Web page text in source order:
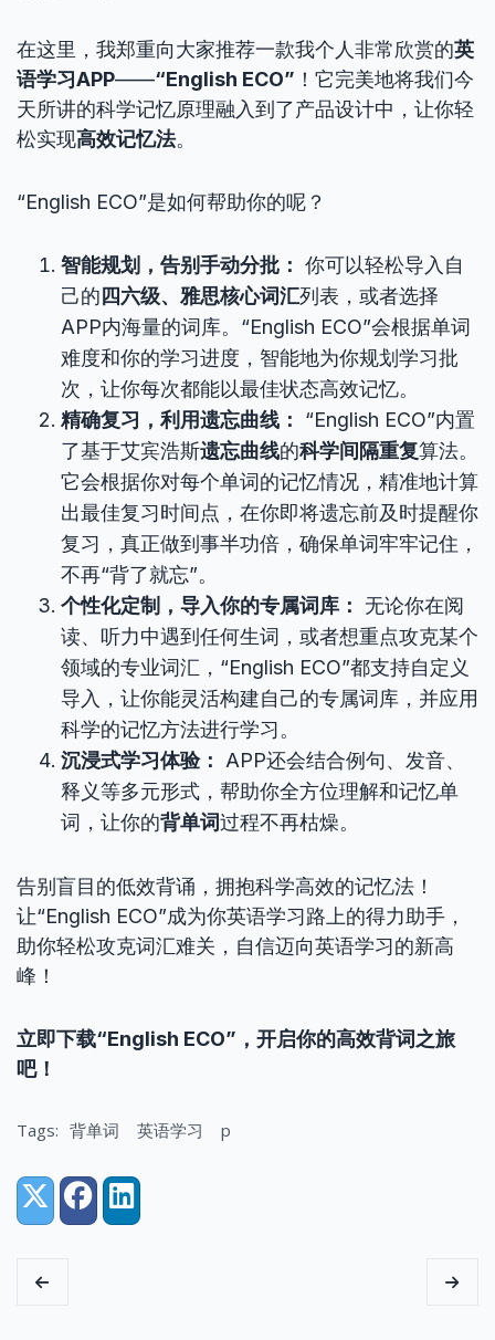
在这里，我郑重向大家推荐一款我个人非常欣赏的英
语学习APP——“English ECO” ！它完美地将我们今
天所讲的科学记忆原理融入到了产品设计中，让你轻
松实现高效记忆法。
“English ECO”是如何帮助你的呢？
智能规划，告别手动分批： 你可以轻松导入自
己的 四六级、雅思核心词汇列表，或者选择
APP内海量的词库。“English ECO”会根据单词
难度和你的学习进度，智能地为你规划学习批
次，让你每次都能以最佳状态高效记忆。
精确复习，利用遗忘曲线：
“English ECO”内置
了基于艾宾浩斯遗忘曲线的科学间隔重复算法。
它会根据你对每个单词的记忆情况，精准地计算
出最佳复习时间点，在你即将遗忘前及时提醒你
复习，真正做到事半功倍，确保单词牢牢记住，
不再“背了就忘”。
个性化定制，导入你的专属词库：
无论你在阅
读、听力中遇到任何生词，或者想重点攻克某个
领域的专业词汇，“English ECO”都支持自定义
导入，让你能灵活构建自己的专属词库，并应用
科学的记忆方法进行学习。
沉浸式学习体验：
APP还会结合例句、发音、
释义等多元形式，帮助你全方位理解和记忆单
词，让你的背单词过程不再枯燥。
告别盲目的低效背诵，拥抱科学高效的记忆法！
让“English ECO”成为你英语学习路上的得力助手，
助你轻松攻克词汇难关，自信迈向英语学习的新高
峰！
立即下载“English ECO”，开启你的高效背词之旅
吧！
Tags: 背单词 英语学习 p
Share:
X (Twitter)
FacebookLinkedIn